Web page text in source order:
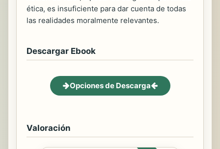
ética, es insuficiente para dar cuenta de todas
las realidades moralmente relevantes.
Descargar Ebook
Opciones de Descarga
Valoración